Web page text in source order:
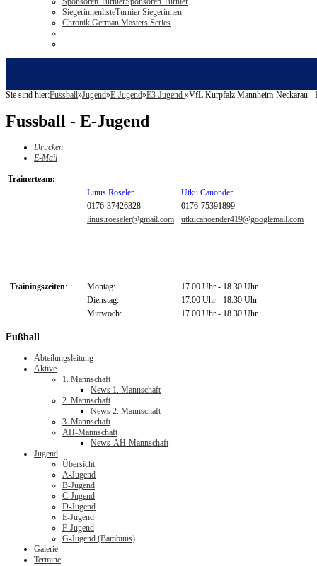
SiegerinnenlisteTurnier Siegerinnen
Chronik German Masters Series
Sie sind hier:Fussball»Jugend»E-Jugend»E3-Jugend »VfL Kurpfalz Mannheim-Neckarau -
Fussball - E-Jugend
Drucken
E-Mail
Trainerteam:
Linus Röseler
Utku Canönder
0176-37426328
0176-75391899
linus.roeseler@gmail.com
utkucanoender419@googlemail.com
Trainingszeiten: Montag:
17.00 Uhr - 18.30 Uhr
Dienstag:
17.00 Uhr - 18.30 Uhr
Mittwoch:
17.00 Uhr - 18.30 Uhr
Fußball
Abteilungsleitung
Aktive
1. Mannschaft
News 1. Mannschaft
2. Mannschaft
News 2. Mannschaft
3. Mannschaft
AH-Mannschaft
News-AH-Mannschaft
Jugend
Übersicht
A-Jugend
B-Jugend
C-Jugend
D-Jugend
E-Jugend
F-Jugend
G-Jugend (Bambinis)
Galerie
Termine